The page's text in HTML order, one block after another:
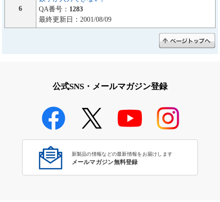
6
QA番号： 1283
最終更新日：2001/08/09
公式SNS・メールマガジン登録
新製品の情報などの最新情報をお届けします
メールマガジン無料登録